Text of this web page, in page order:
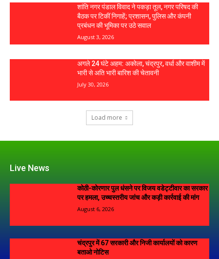
शांति नगर पंडाल विवाद ने पकड़ा तूल, नगर परिषद की
बैठक पर टिकीं निगाहें; प्रशासन, पुलिस और कंपनी
प्रबंधन की भूमिका पर उठे सवाल
August 3, 2026
अगले 24 घंटे अहम: अकोला, चंद्रपुर, वर्धा और वाशीम में
भारी से अति भारी बारिश की चेतावनी
July 30, 2026
Load more
Live News
कोठी-कोरणार पुल धंसने पर विजय वडेट्टीवार का सरकार
पर हमला, उच्चस्तरीय जांच और कड़ी कार्रवाई की मांग
August 6, 2026
चंद्रपुर में 67 सरकारी और निजी कार्यालयों को कारण
बताओ नोटिस